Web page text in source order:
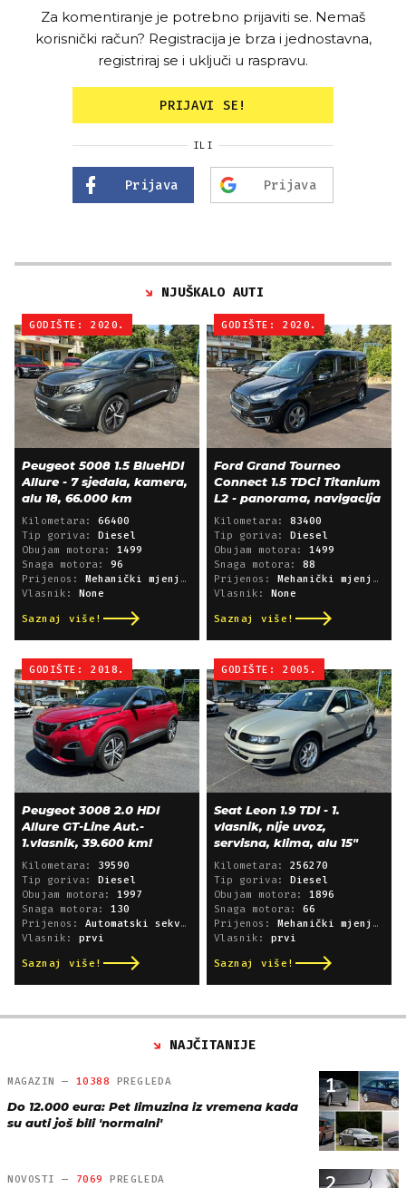
Za komentiranje je potrebno prijaviti se. Nemaš
korisnički račun? Registracija je brza i jednostavna,
registriraj se i uključi u raspravu.
PRIJAVI SE!
ILI
Prijava Prijava
NJUŠKALO AUTI
GODIŠTE: 2020.
Peugeot 5008 1.5 BlueHDI
Allure - 7 sjedala, kamera,
alu 18, 66.000 km
Kilometara: 66400
Tip goriva:
Diesel
Obujam motora: 1499
Snaga motora: 96
Prijenos:
Mehanički mjenjač
Vlasnik:
None
Saznaj više!
GODIŠTE: 2020.
Ford Grand Tourneo
Connect 1.5 TDCi Titanium
L2 - panorama, navigacija
Kilometara: 83400
Tip goriva:
Diesel
Obujam motora: 1499
Snaga motora: 88
Prijenos:
Mehanički mjenjač
Vlasnik:
None
Saznaj više!
GODIŠTE: 2018.
Peugeot 3008 2.0 HDI
Allure GT-Line Aut.-
1.vlasnik, 39.600 km!
Kilometara: 39590
Tip goriva:
Diesel
Obujam motora: 1997
Snaga motora: 130
Prijenos: Automatski sekvencijski
Vlasnik: prvi
Saznaj više!
GODIŠTE: 2005.
Seat Leon 1.9 TDI - 1.
vlasnik, nije uvoz,
servisna, klima, alu 15"
Kilometara: 256270
Tip goriva:
Diesel
Obujam motora: 1896
Snaga motora: 66
Prijenos:
Mehanički mjenjač
Vlasnik: prvi
Saznaj više!
NAJČITANIJE
1
MAGAZIN — 10388 PREGLEDA
Do 12.000 eura: Pet limuzina iz vremena kada
su auti još bili 'normalni'
NOVOSTI — 7069 PREGLEDA